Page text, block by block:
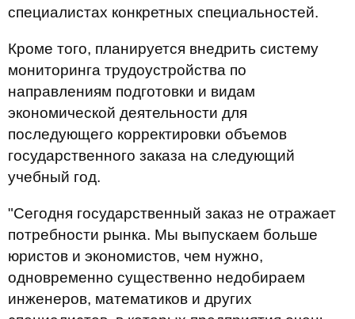
специалистах конкретных специальностей.
Кроме того, планируется внедрить систему
мониторинга трудоустройства по
направлениям подготовки и видам
экономической деятельности для
последующего корректировки объемов
государственного заказа на следующий
учебный год.
"Сегодня государственный заказ не отражает
потребности рынка. Мы выпускаем больше
юристов и экономистов, чем нужно,
одновременно существенно недобираем
инженеров, математиков и других